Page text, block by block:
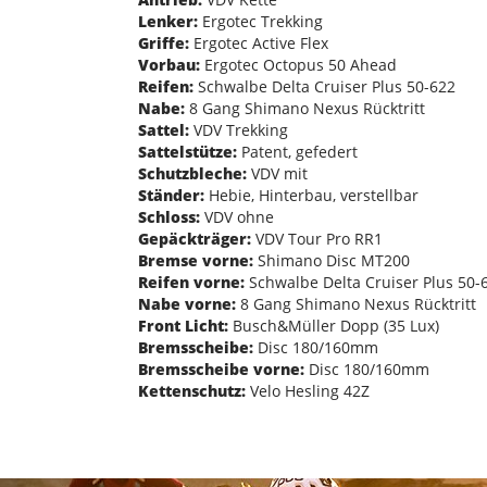
Lenker: Ergotec Trekking
Griffe: Ergotec Active Flex
Vorbau: Ergotec Octopus 50 Ahead
Reifen: Schwalbe Delta Cruiser Plus 50-622
Nabe: 8 Gang Shimano Nexus Rücktritt
Sattel: VDV Trekking
Sattelstütze: Patent, gefedert
Schutzbleche: VDV mit
Ständer: Hebie, Hinterbau, verstellbar
Schloss: VDV ohne
Gepäckträger: VDV Tour Pro RR1
Bremse vorne: Shimano Disc MT200
Reifen vorne: Schwalbe Delta Cruiser Plus 50-
Nabe vorne: 8 Gang Shimano Nexus Rücktritt
Front Licht: Busch&Müller Dopp (35 Lux)
Bremsscheibe: Disc 180/160mm
Bremsscheibe vorne: Disc 180/160mm
Kettenschutz: Velo Hesling 42Z